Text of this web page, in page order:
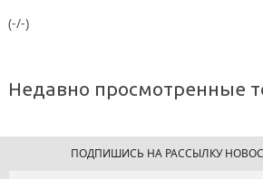
(-/-)
Недавно просмотренные
ПОДПИШИСЬ НА РАССЫЛКУ